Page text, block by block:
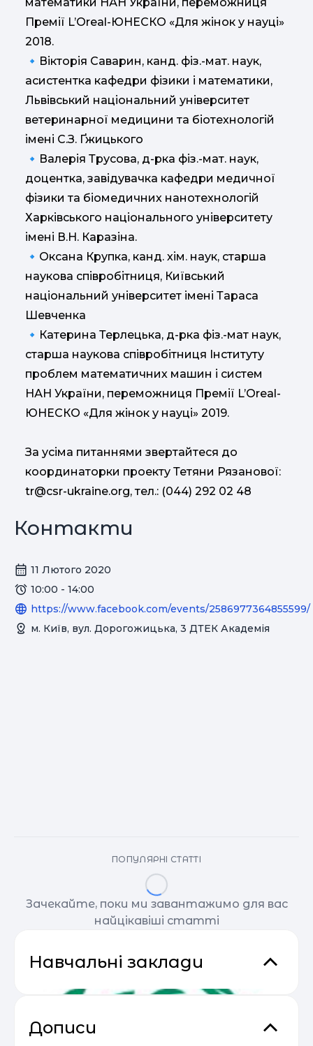
Премії L’Oreal-ЮНЕСКО «Для жінок у науці»
2018.
🔹Вікторія Саварин, канд. фіз.-мат. наук,
асистентка кафедри фізики і математики,
Львівський національний університет
ветеринарної медицини та біотехнологій
імені С.З. Ґжицького
🔹Валерія Трусова, д-рка фіз.-мат. наук,
доцентка, завідувачка кафедри медичної
фізики та біомедичних нанотехнологій
Харківського національного університету
імені В.Н. Каразіна.
🔹Оксана Крупка, канд. хім. наук, старша
наукова співробітниця, Київський
національний університет імені Тараса
Шевченка
🔹Катерина Терлецька, д-рка фіз.-мат наук,
старша наукова співробітниця Інституту
проблем математичних машин і систем
НАН України, переможниця Премії L’Oreal-
ЮНЕСКО «Для жінок у науці» 2019.
За усіма питаннями звертайтеся до
координаторки проекту Тетяни Рязанової:
tr@csr-ukraine.org, тел.: (044) 292 02 48
Контакти
11 Лютого 2020
10:00 - 14:00
https://www.facebook.com/events/2586977364855599/
м. Київ, вул. Дорогожицька, 3 ДТЕК Академія
ПОПУЛЯРНІ СТАТТІ
Зачекайте, поки ми завантажимо для вас
найцікавіші статті
Навчальні заклади
Дописи